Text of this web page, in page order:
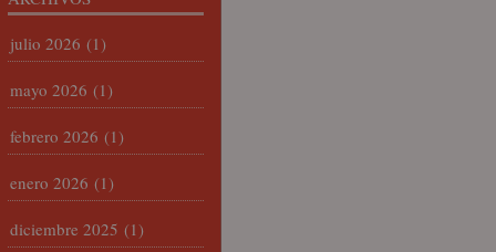
julio 2026 (1)
mayo 2026 (1)
febrero 2026 (1)
enero 2026 (1)
diciembre 2025 (1)